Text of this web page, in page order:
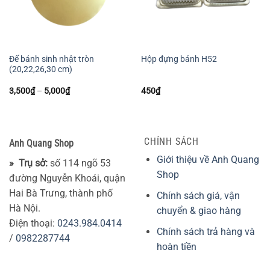
Đế bánh sinh nhật tròn
(20,22,26,30 cm)
3,500₫ – 5,000₫Khoảng
giá:
Hộp đựng bánh H52
450₫
Anh Quang Shop
» Trụ sở: số 114 ngõ 53
đường Nguyễn Khoái, quận
Hai Bà Trưng, thành phố
Hà Nội.
Điện thoại: 0243.984.0414
/ 0982287744
CHÍNH SÁCH
Giới thiệu về Anh Quang
Shop
Chính sách giá, vận
chuyển & giao hàng
Chính sách trả hàng và
hoàn tiền